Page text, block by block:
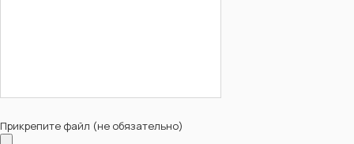
Прикрепите файл (не обязательно)